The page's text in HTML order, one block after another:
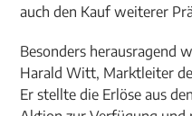
auch den Kauf weiterer
Besonders herausragend
Harald Witt, Marktleiter
Er stellte die Erlöse aus